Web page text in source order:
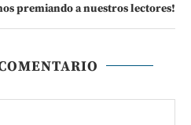
premiando a nuestros lectores!